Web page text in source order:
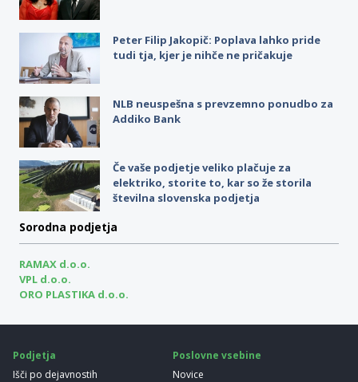
Peter Filip Jakopič: Poplava lahko pride
tudi tja, kjer je nihče ne pričakuje
NLB neuspešna s prevzemno ponudbo za
Addiko Bank
Če vaše podjetje veliko plačuje za
elektriko, storite to, kar so že storila
številna slovenska podjetja
Sorodna podjetja
RAMAX d.o.o.
VPL d.o.o.
ORO PLASTIKA d.o.o.
Podjetja
Išči po dejavnostih
Poslovne vsebine
Novice